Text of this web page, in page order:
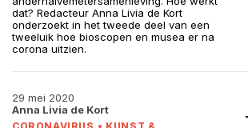
dat? Redacteur Anna Livia de Kort
onderzoekt in het tweede deel van een
tweeluik hoe bioscopen en musea er na
corona uitzien.
29 mei 2020
Anna Livia de Kort